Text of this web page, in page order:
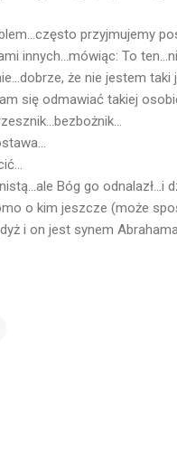
przyjmujemy
innych...mówiąc: To
że nie jestem taki
się odmawiać takiej
Bóg go odnalazł...i
o kim jeszcze (może
i on jest synem Abrahama.